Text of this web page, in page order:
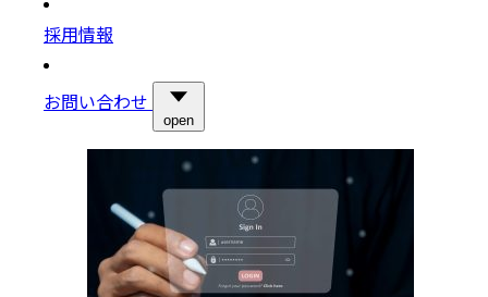
採用情報
お問い合わせ
open